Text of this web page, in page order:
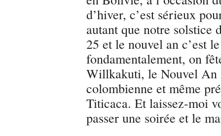
d’hiver, c’est sérieux
autant que notre solstice
25 et le nouvel an c’est
fondamentalement, on
Willkakuti, le Nouvel An
colombienne et même
Titicaca. Et laissez-moi
passer une soirée et le